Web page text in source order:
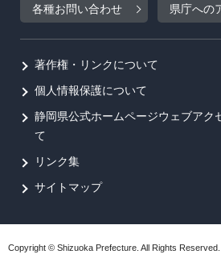
各種お問い合わせ 県庁への
著作権・リンクについて
個人情報保護について
静岡県公式ホームページウェブアク
て
リンク集
サイトマップ
Copyright © Shizuoka Prefecture. All Rights Reserved.